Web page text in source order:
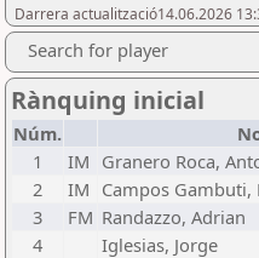
Darrera actualització14.06.2026
Search for player
Rànquing inicial
Núm.
1
IM Granero Roca,
2
IM Campos Gambuti,
3
FM Randazzo, Adrian
4
Iglesias, Jorge